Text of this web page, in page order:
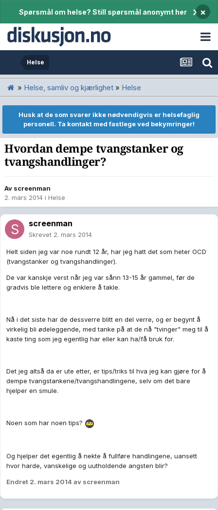
Spørsmål om helse? Still spørsmål anonymt her ×
Helse
» Helse, samliv og kjærlighet » Helse
Husk at de som svarer ikke nødvendigvis er helsefaglig
personell. Ta kontakt med fastlege ved bekymringer!
Hvordan dempe tvangstanker og
tvangshandlinger?
Av screenman
2. mars 2014 i Helse
screenman
Skrevet 2. mars 2014
Helt siden jeg var noe rundt 12 år, har jeg hatt det som heter OCD
(tvangstanker og tvangshandlinger).
De var kanskje verst når jeg var sånn 13-15 år gammel, før de
gradvis ble lettere og enklere å takle.
Nå i det siste har de dessverre blitt en del verre, og er begynt å
virkelig bli ødeleggende, med tanke på at de nå "tvinger" meg til å
kaste ting som jeg egentlig har eller kan ha/få bruk for.
Det jeg altså da er ute etter, er tips/triks til hva jeg kan gjøre for å
dempe tvangstankene/tvangshandlingene, selv om det bare
hjelper en smule.
Noen som har noen tips?
Og hjelper det egentlig å nekte å fullføre handlingene, uansett
hvor harde, vanskelige og uutholdende angsten blir?
Endret 2. mars 2014 av screenman